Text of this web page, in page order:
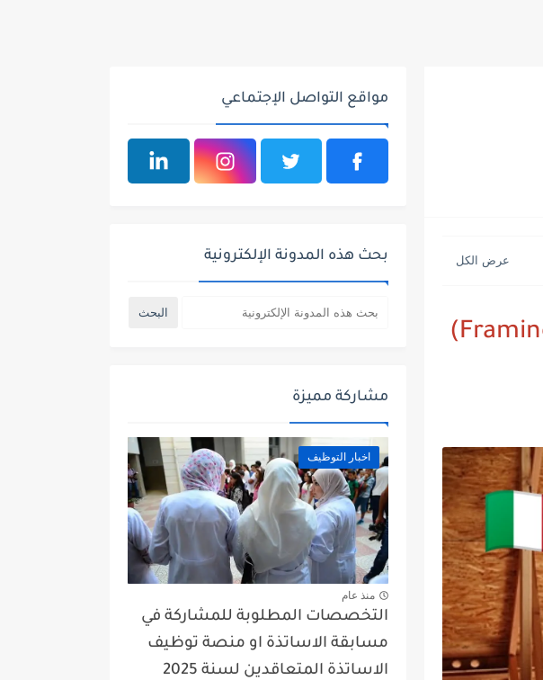
🔴 فرصة عمل: نجار هياكل خشبية (Framing Carpenter)
مواقع التواصل الإجتماعي
بحث هذه المدونة الإلكترونية
مشاركة مميزة
اخبار التوظيف
منذ عام
التخصصات المطلوبة للمشاركة في
مسابقة الاساتذة او منصة توظيف
الاساتذة المتعاقدين لسنة 2025